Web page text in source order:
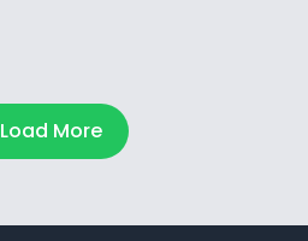
Load More